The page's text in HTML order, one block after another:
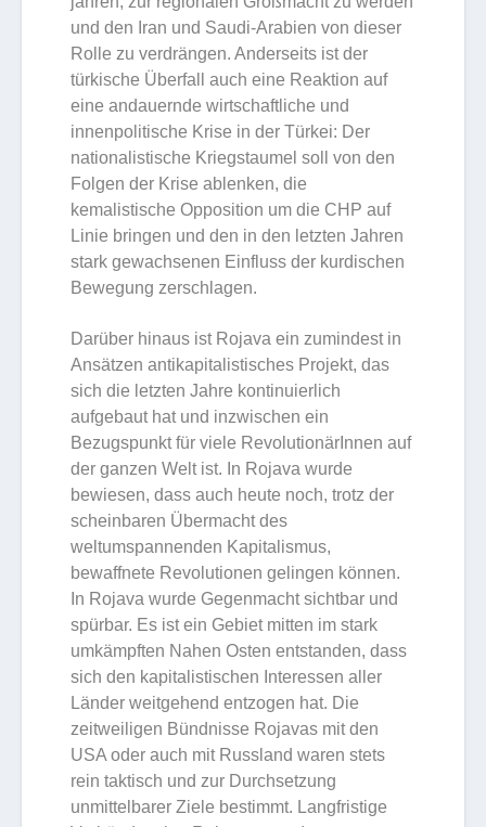
und den Iran und Saudi-Arabien von dieser
Rolle zu verdrängen. Anderseits ist der
türkische Überfall auch eine Reaktion auf
eine andauernde wirtschaftliche und
innenpolitische Krise in der Türkei: Der
nationalistische Kriegstaumel soll von den
Folgen der Krise ablenken, die
kemalistische Opposition um die CHP auf
Linie bringen und den in den letzten Jahren
stark gewachsenen Einfluss der kurdischen
Bewegung zerschlagen.
Darüber hinaus ist Rojava ein zumindest in
Ansätzen antikapitalistisches Projekt, das
sich die letzten Jahre kontinuierlich
aufgebaut hat und inzwischen ein
Bezugspunkt für viele RevolutionärInnen auf
der ganzen Welt ist. In Rojava wurde
bewiesen, dass auch heute noch, trotz der
scheinbaren Übermacht des
weltumspannenden Kapitalismus,
bewaffnete Revolutionen gelingen können.
In Rojava wurde Gegenmacht sichtbar und
spürbar. Es ist ein Gebiet mitten im stark
umkämpften Nahen Osten entstanden, dass
sich den kapitalistischen Interessen aller
Länder weitgehend entzogen hat. Die
zeitweiligen Bündnisse Rojavas mit den
USA oder auch mit Russland waren stets
rein taktisch und zur Durchsetzung
unmittelbarer Ziele bestimmt. Langfristige